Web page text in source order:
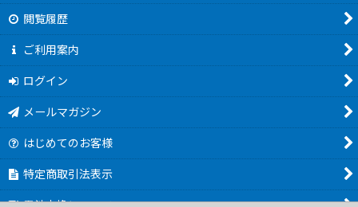
閲覧履歴
ご利用案内
ログイン
メールマガジン
はじめてのお客様
特定商取引法表示